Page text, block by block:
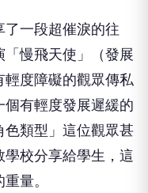
一段超催淚的往
慢飛天使」（發展
度障礙的觀眾傳私
有輕度發展遲緩的
色類型」這位觀眾甚
校分享給學生，這
量。